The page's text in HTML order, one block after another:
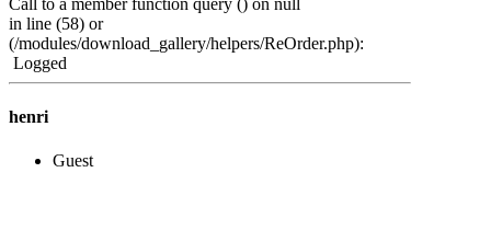
Call to a member function query () on null
in line (58) or
(/modules/download_gallery/helpers/ReOrder.php):
Logged
henri
Guest